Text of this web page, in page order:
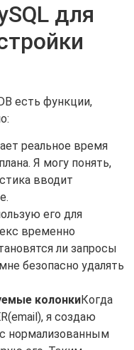
для
есть функции,
реальное время
Я могу понять,
вводит
его для
временно
ли запросы
безопасно удалять
колонкиКогда
я создаю
нормализованным